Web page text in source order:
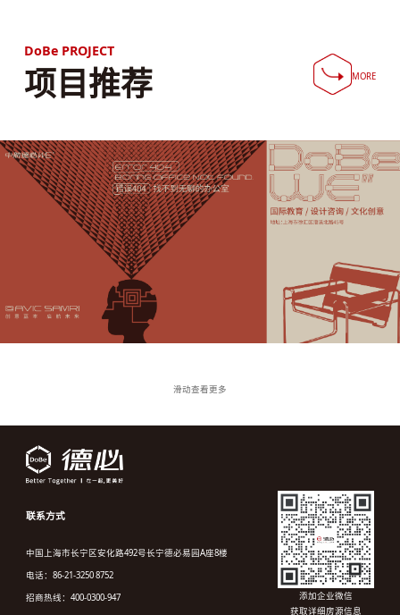
DoBe PROJECT
项目推荐 MORE
滑动查看更多
联系方式
中国上海市长宁区安化路492号长宁德必易园A座8楼
电话：86-21-3250 8752
招商热线：400-0300-947
添加企业微信
获取详细房源信息